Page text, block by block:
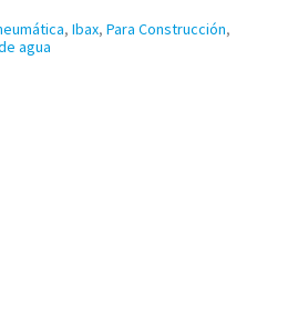
, Ibax, Para Construcción,
agua